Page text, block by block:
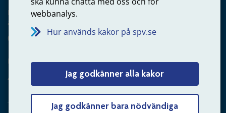
webbanalys.
Hur används kakor på spv.se
Jag godkänner alla kakor
Jag godkänner bara nödvändiga
Frågor om administration av tjänstepension från statlig
anställning
060-18 75 03
Kontakta oss
Arbetsgivare – skicka mejl till oss